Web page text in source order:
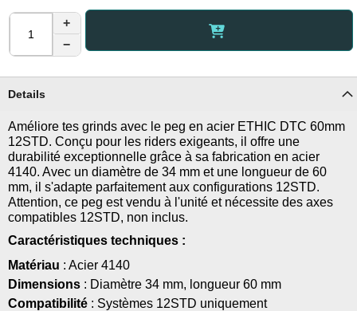
+
−
Details
Améliore tes grinds avec le peg en acier ETHIC DTC 60mm
12STD. Conçu pour les riders exigeants, il offre une
durabilité exceptionnelle grâce à sa fabrication en acier
4140. Avec un diamètre de 34 mm et une longueur de 60
mm, il s'adapte parfaitement aux configurations 12STD.
Attention, ce peg est vendu à l'unité et nécessite des axes
compatibles 12STD, non inclus.
Caractéristiques techniques :
Matériau : Acier 4140
Dimensions : Diamètre 34 mm, longueur 60 mm
Compatibilité : Systèmes 12STD uniquement